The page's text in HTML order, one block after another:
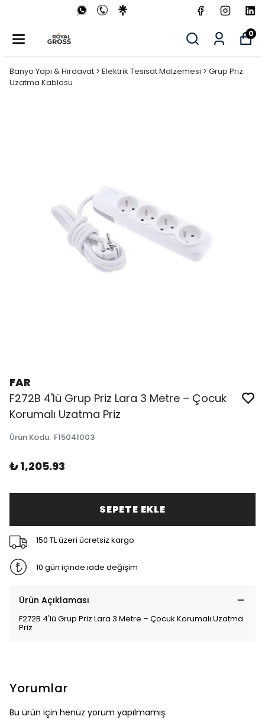
0
Banyo Yapı & Hırdavat > Elektrik Tesisat Malzemesi > Grup Priz
Uzatma Kablosu
FAR
F272B 4'lü Grup Priz Lara 3 Metre – Çocuk
Korumalı Uzatma Priz
Ürün Kodu: F15041003
₺ 1,205.93
SEPETE EKLE
150 TL üzeri ücretsiz kargo
10 gün içinde iade değişim
Ürün Açıklaması
F272B 4'lü Grup Priz Lara 3 Metre – Çocuk Korumalı Uzatma
Priz
Yorumlar
Bu ürün için henüz yorum yapılmamış.